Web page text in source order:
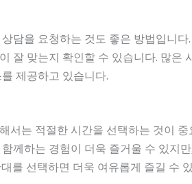
담을 요청하는 것도 좋은 방법입니
잘 맞는지 확인할 수 있습니다. 많은
제공하고 있습니다.
서는 적절한 시간을 선택하는 것이 중
께하는 경험이 더욱 즐거울 수 있지
를 선택하면 더욱 여유롭게 즐길 수